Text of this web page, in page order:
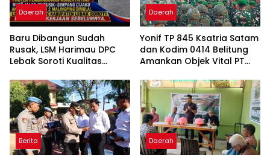
Daerah
Baru Dibangun Sudah
Rusak, LSM Harimau DPC
Lebak Soroti Kualitas
Cikeusik-Simpang Cijaku
Daerah
Yonif TP 845 Ksatria Satam
dan Kodim 0414 Belitung
Amankan Objek Vital PT
Penambang
Berita Daerah